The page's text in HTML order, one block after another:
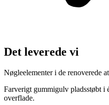
Det leverede vi
Nøgleelementer i de renoverede
Farverigt gummigulv pladsstøbt i
overflade.